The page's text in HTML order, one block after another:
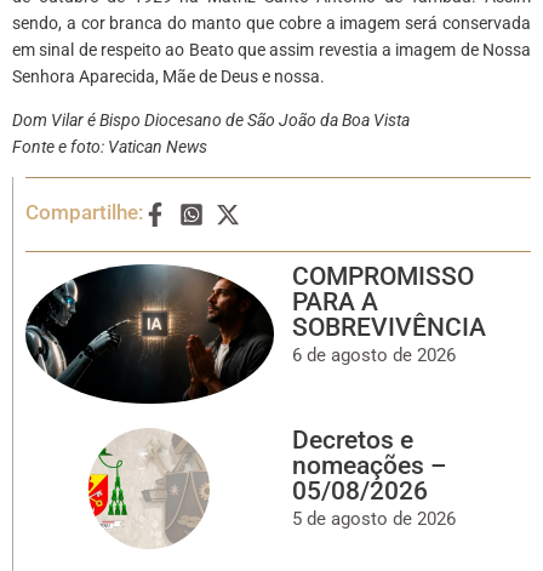
sendo, a cor branca do manto que cobre a imagem será conservada
em sinal de respeito ao Beato que assim revestia a imagem de Nossa
Senhora Aparecida, Mãe de Deus e nossa.
Dom Vilar é Bispo Diocesano de São João da Boa Vista
Fonte e foto: Vatican News
Compartilhe:
COMPROMISSO
PARA A
SOBREVIVÊNCIA
6 de agosto de 2026
Decretos e
nomeações –
05/08/2026
5 de agosto de 2026